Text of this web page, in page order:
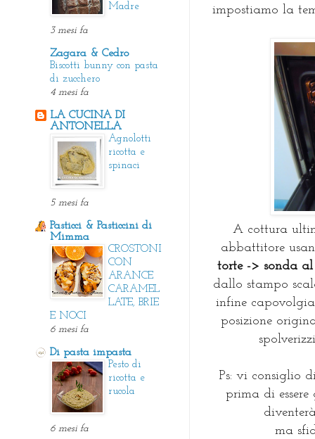
impostiamo la
A cottura
abbattitore
torte -> sonda al
dallo stampo
infine
posizione
Ps: vi consiglio
prima di
ma
Madre
3 mesi fa
Zagara & Cedro
Biscotti bunny con pasta
di zucchero
4 mesi fa
LA CUCINA DI
ANTONELLA
Agnolotti
ricotta e
spinaci
5 mesi fa
Pasticci & Pasticcini di
Mimma
CROSTONI
CON
ARANCE
CARAMEL
LATE, BRIE
E NOCI
6 mesi fa
Di pasta impasta
Pesto di
ricotta e
rucola
6 mesi fa